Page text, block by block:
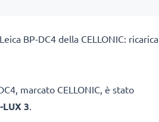
BP-DC4 della CELLONIC: ricarica
marcato CELLONIC, è stato
LUX 3